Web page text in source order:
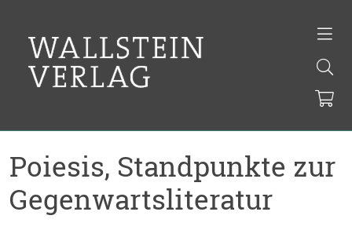
Poiesis, Standpunkte zur
Gegenwartsliteratur